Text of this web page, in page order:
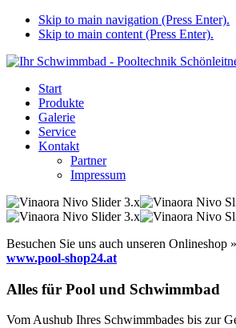
Skip to main navigation (Press Enter).
Skip to main content (Press Enter).
Start
Produkte
Galerie
Service
Kontakt
Partner
Impressum
Besuchen Sie uns auch unseren Onlineshop »
www.pool-shop24.at
Alles für Pool und Schwimmbad
Vom Aushub Ihres Schwimmbades bis zur